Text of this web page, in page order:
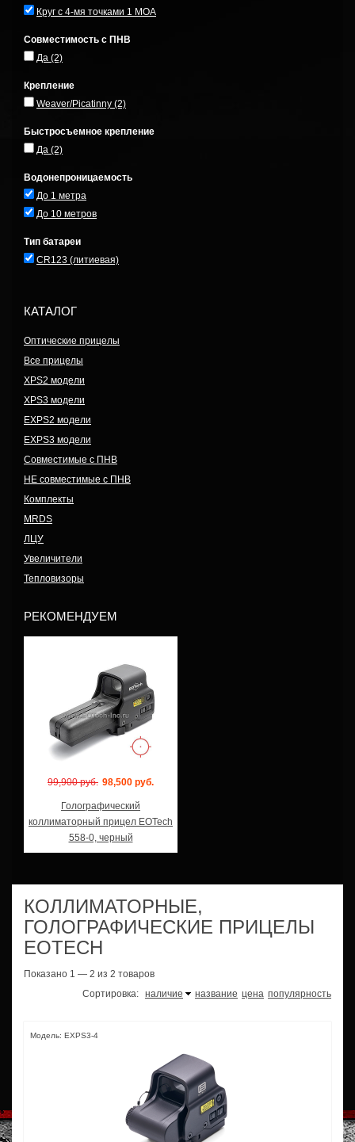
Круг с 4-мя точками 1 MOA
Совместимость с ПНВ
Да (2)
Крепление
Weaver/Picatinny (2)
Быстросъемное крепление
Да (2)
Водонепроницаемость
До 1 метра
До 10 метров
Тип батареи
CR123 (литиевая)
КАТАЛОГ
Оптические прицелы
Все прицелы
XPS2 модели
XPS3 модели
EXPS2 модели
EXPS3 модели
Совместимые с ПНВ
НЕ совместимые с ПНВ
Комплекты
MRDS
ЛЦУ
Увеличители
Тепловизоры
РЕКОМЕНДУЕМ
99,900 руб. 98,500 руб.
Голографический
коллиматорный прицел EOTech
558-0, черный
КОЛЛИМАТОРНЫЕ,
ГОЛОГРАФИЧЕСКИЕ ПРИЦЕЛЫ
EOTECH
Показано 1 — 2 из 2 товаров
Сортировка: наличие название цена популярность
Модель: EXPS3-4